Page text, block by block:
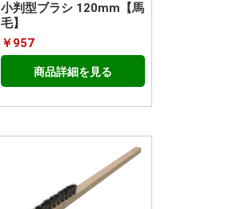
小判型ブラシ 120mm【馬
毛】
￥957
商品詳細を見る